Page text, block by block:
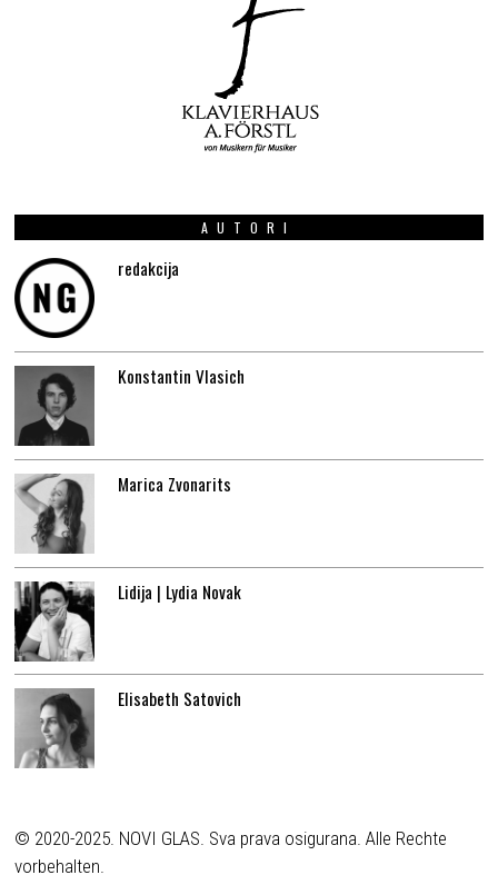
AUTORI
redakcija
Konstantin Vlasich
Marica Zvonarits
Lidija | Lydia Novak
Elisabeth Satovich
© 2020-2025. NOVI GLAS. Sva prava osigurana. Alle Rechte
vorbehalten.